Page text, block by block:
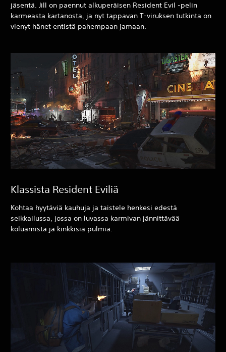
jäsentä. Jill on paennut alkuperäisen Resident Evil -pelin
karmeasta kartanosta, ja nyt tappavan T-viruksen tutkinta on
vienyt hänet entistä pahempaan jamaan.
Klassista Resident Eviliä
Kohtaa hyytäviä kauhuja ja taistele henkesi edestä
seikkailussa, jossa on luvassa karmivan jännittävää
koluamista ja kinkkisiä pulmia.